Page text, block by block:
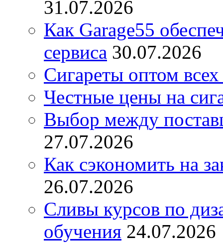
31.07.2026
Как Garage55
сервиса 30.07.2026
Сигареты оптом
Честные цены на
Выбор между
27.07.2026
Как сэкономить на
26.07.2026
Сливы курсов по
обучения 24.07.2026